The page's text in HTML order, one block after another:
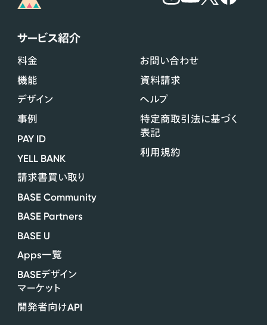
サービス紹介
料金
機能
デザイン
事例
PAY ID
YELL BANK
請求書買い取り
BASE Community
BASE Partners
BASE U
Apps一覧
BASEデザイン
マーケット
開発者向けAPI
お問い合わせ
資料請求
ヘルプ
特定商取引法に基づく
表記
利用規約